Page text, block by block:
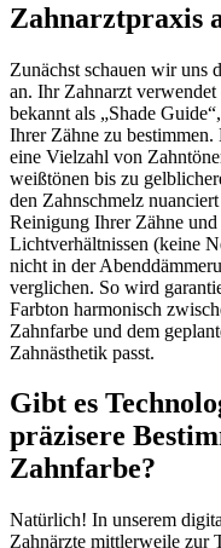
Zahnarztpraxis
Zunächst schauen wir uns
an. Ihr Zahnarzt
bekannt als „Shade
Ihrer Zähne zu bestimmen.
eine Vielzahl von
weißtönen bis zu
den Zahnschmelz
Reinigung Ihrer Zähne und
Lichtverhältnissen (keine
nicht in der
verglichen. So wird
Farbton harmonisch
Zahnfarbe und dem
Zahnästhetik passt.
Gibt es
präzisere
Zahnfarbe?
Natürlich! In unserem
Zahnärzte mittlerweile zur